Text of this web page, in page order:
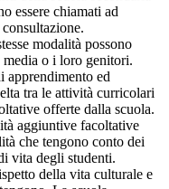
essere chiamati ad
modalità possono
media o i loro genitori.
apprendimento ed
tra le attività curricolari
offerte dalla scuola.
aggiuntive facoltative
che tengono conto dei
vita degli studenti.
della vita culturale e